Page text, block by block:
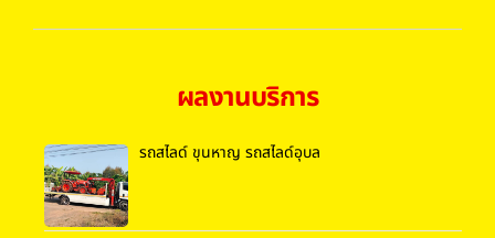
ผลงานบริการ
รถสไลด์ ขุนหาญ รถสไลด์อุบล